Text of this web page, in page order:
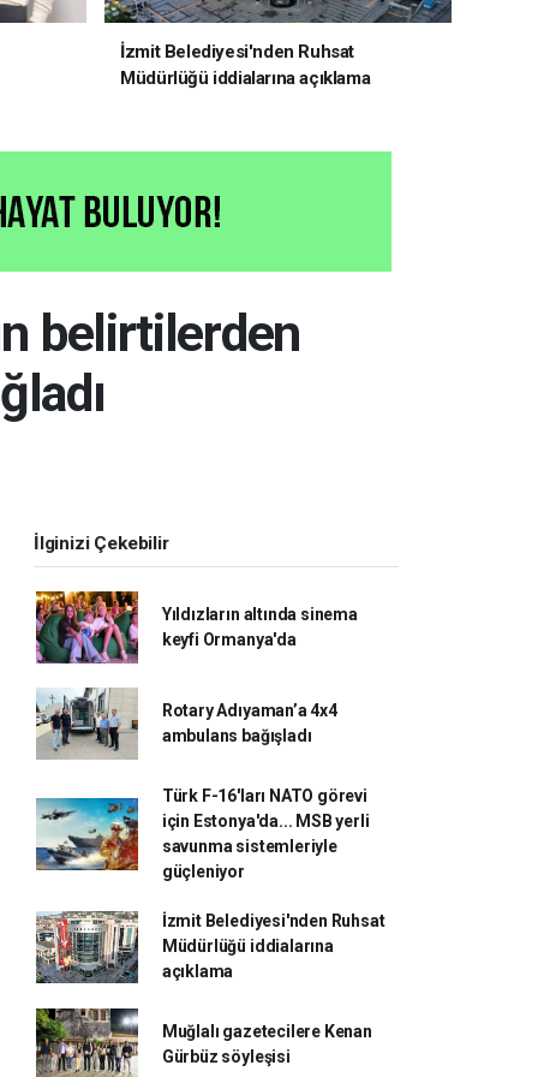
İzmit Belediyesi'nden Ruhsat
Müdürlüğü iddialarına açıklama
belirtilerden
İlginizi Çekebilir
Yıldızların altında sinema
keyfi Ormanya'da
Rotary Adıyaman’a 4x4
ambulans bağışladı
Türk F-16'ları NATO görevi
için Estonya'da... MSB yerli
savunma sistemleriyle
güçleniyor
İzmit Belediyesi'nden Ruhsat
Müdürlüğü iddialarına
açıklama
Muğlalı gazetecilere Kenan
Gürbüz söyleşisi